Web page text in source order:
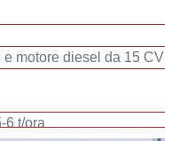
e motore diesel da 15 CV
6 t/ora